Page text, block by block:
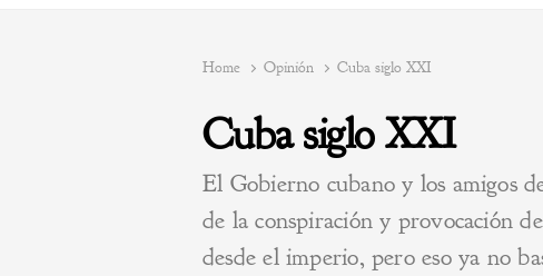
Home Opinión Cuba siglo XXI
Cuba siglo XXI
El Gobierno cubano y los amigos
de la conspiración y provocación
desde el imperio, pero eso ya no